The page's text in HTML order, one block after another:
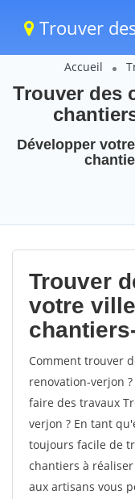
Trouver
Accueil
Trouver des
Développer
Trouver
votre
Comment trouver
renovation-verjon
faire des travaux
verjon ? En tant
toujours facile de
chantiers à
aux artisans vous